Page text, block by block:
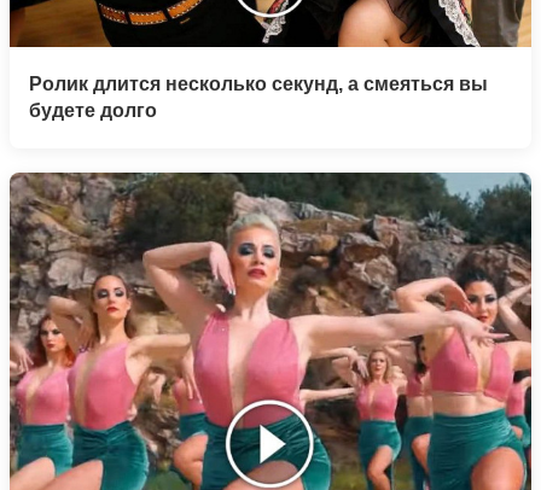
Ролик длится несколько секунд, а смеяться вы
будете долго